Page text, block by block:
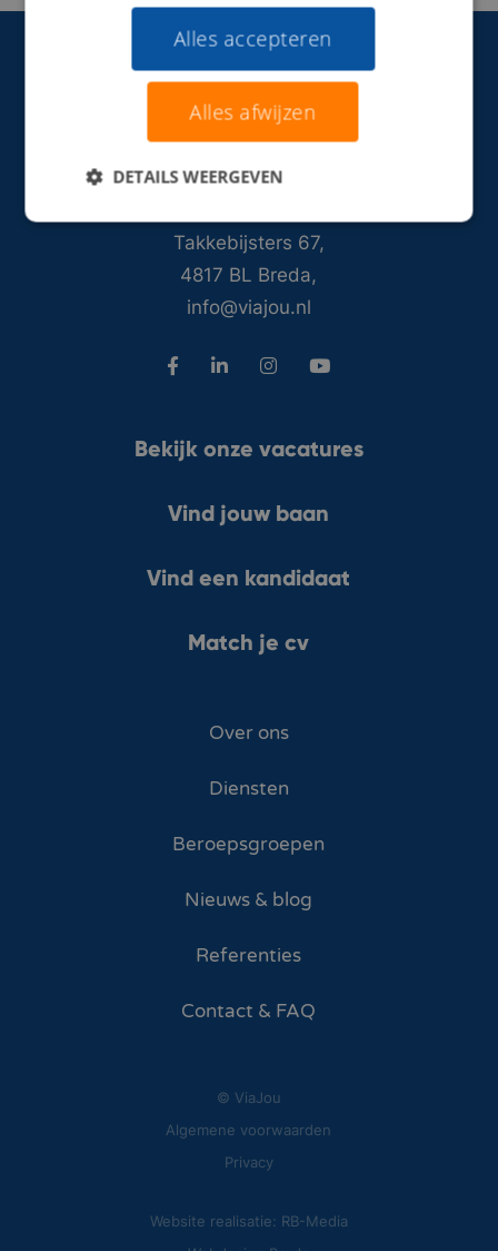
Takkebijsters 67,
4817 BL Breda,
info@viajou.nl
Bekijk onze vacatures
Vind jouw baan
Vind een kandidaat
Match je cv
Over ons
Diensten
Beroepsgroepen
Nieuws & blog
Referenties
Contact & FAQ
© ViaJou
Algemene voorwaarden
Privacy
Website realisatie: RB-Media
Alles accepteren
Alles afwijzen
DETAILS WEERGEVEN